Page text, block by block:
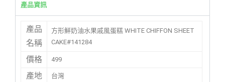
產品資訊
產品
名稱
方形鮮奶油水果戚風蛋糕 WHITE CHIFFON SHEET
CAKE#141284
價格 499
產地 台灣